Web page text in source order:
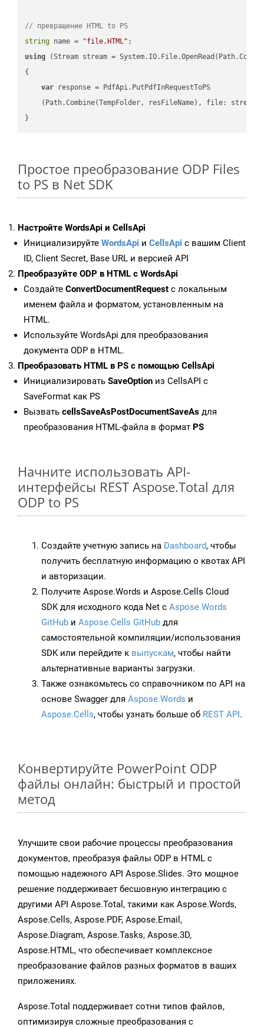
// превращение HTML to PS
string name = "file.HTML"
using (Stream stream =
{
var response = PdfApi.PutPdfInRequestToPS
    (Path.Combine(TempFolder, resFileName), file: stream);
Простое преобразование ODP Files
to PS в Net SDK
Настройте WordsApi и CellsApi
Инициализируйте WordsApi и CellsApi с вашим Client
ID, Client Secret, Base URL и версией API
Преобразуйте ODP в HTML с WordsApi
Создайте ConvertDocumentRequest с локальным
именем файла и форматом, установленным на
HTML.
Используйте WordsApi для преобразования
документа ODP в HTML.
Преобразовать HTML в PS с помощью CellsApi
Инициализировать SaveOption из CellsAPI с
SaveFormat как PS
Вызвать cellsSaveAsPostDocumentSaveAs для
преобразования HTML-файла в формат PS
Начните использовать API-
интерфейсы REST Aspose.Total для
ODP to PS
Создайте учетную запись на Dashboard, чтобы
получить бесплатную информацию о квотах API
и авторизации.
Получите Aspose.Words и Aspose.Cells Cloud
SDK для исходного кода Net с Aspose.Words
GitHub и Aspose.Cells GitHub для
самостоятельной компиляции/использования
SDK или перейдите к выпускам, чтобы найти
альтернативные варианты загрузки.
Также ознакомьтесь со справочником по API на
основе Swagger для Aspose.Words и
Aspose.Cells, чтобы узнать больше об REST API.
Конвертируйте PowerPoint ODP
файлы онлайн: быстрый и простой
метод
Улучшите свои рабочие процессы преобразования
документов, преобразуя файлы ODP в HTML с
помощью надежного API Aspose.Slides. Это мощное
решение поддерживает бесшовную интеграцию с
другими API Aspose.Total, такими как Aspose.Words,
Aspose.Cells, Aspose.PDF, Aspose.Email,
Aspose.Diagram, Aspose.Tasks, Aspose.3D,
Aspose.HTML, что обеспечивает комплексное
преобразование файлов разных форматов в ваших
приложениях.
Aspose.Total поддерживает сотни типов файлов,
оптимизируя сложные преобразования с